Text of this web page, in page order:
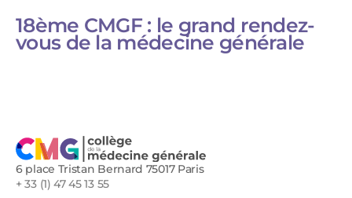
18ème CMGF : le grand rendez-
vous de la médecine générale
6 place Tristan Bernard 75017 Paris
+ 33 (1) 47 45 13 55